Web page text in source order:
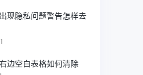
现隐私问题警告怎样去
边空白表格如何清除